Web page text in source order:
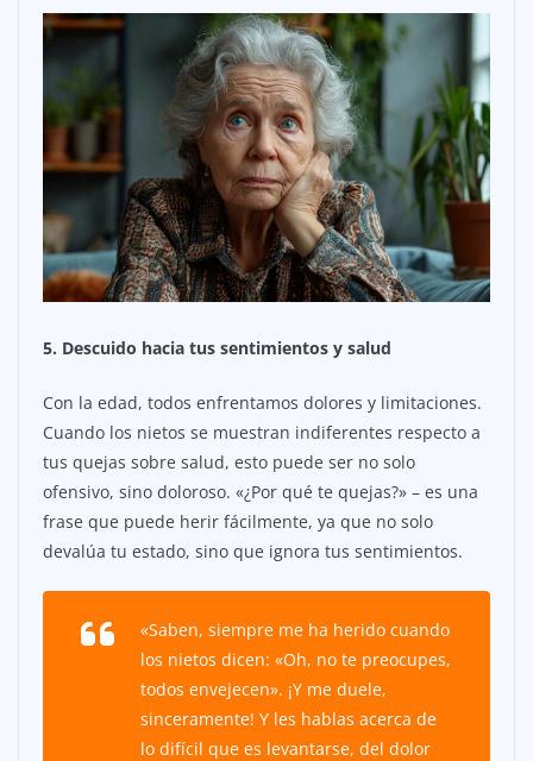
5. Descuido hacia tus sentimientos y salud
Con la edad, todos enfrentamos dolores y limitaciones.
Cuando los nietos se muestran indiferentes respecto a
tus quejas sobre salud, esto puede ser no solo
ofensivo, sino doloroso. «¿Por qué te quejas?» – es una
frase que puede herir fácilmente, ya que no solo
devalúa tu estado, sino que ignora tus sentimientos.
«Saben, siempre me ha herido cuando
los nietos dicen: «Oh, no te preocupes,
todos envejecen». ¡Y me duele,
sinceramente! Y les hablas acerca de
lo difícil que es levantarse, del dolor